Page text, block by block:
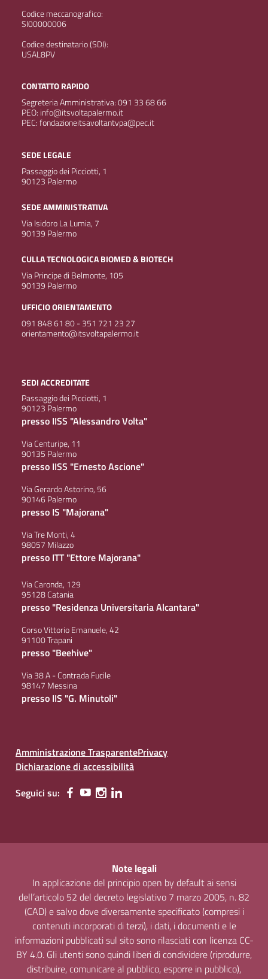
Codice meccanografico:
SI00000006
Codice destinatario (SDI):
USAL8PV
CONTATTO RAPIDO
Segreteria Amministrativa: 091 33 68 66
PEO: info@itsvoltapalermo.it
PEC: fondazioneitsavoltantvpa@pec.it
SEDE LEGALE
Passaggio dei Picciotti, 1
90123 Palermo
SEDE AMMINISTRATIVA
Via Isidoro La Lumia, 7
90139 Palermo
CULLA TECNOLOGICA BIOMED & BIOTECH
Via Principe di Belmonte, 105
90139 Palermo
UFFICIO ORIENTAMENTO
091 848 61 80 - 351 721 23 27
orientamento@itsvoltapalermo.it
SEDI ACCREDITATE
Passaggio dei Picciotti, 1
90123 Palermo
presso IISS "Alessandro Volta"
Via Centuripe, 11
90135 Palermo
presso IISS "Ernesto Ascione"
Via Gerardo Astorino, 56
90146 Palermo
presso IS "Majorana"
Via Tre Monti, 4
98057 Milazzo
presso ITT "Ettore Majorana"
Via Caronda, 129
95128 Catania
presso "Residenza Universitaria Alcantara"
Corso Vittorio Emanuele, 42
91100 Trapani
presso "Beehive"
Via 38 A - Contrada Fucile
98147 Messina
presso IIS "G. Minutoli"
Amministrazione TrasparentePrivacy
Dichiarazione di accessibilità
Seguici su:
Note legali
In applicazione del principio open by default ai sensi
dell’articolo 52 del decreto legislativo 7 marzo 2005, n. 82
(CAD) e salvo dove diversamente specificato (compresi i
contenuti incorporati di terzi), i dati, i documenti e le
informazioni pubblicati sul sito sono rilasciati con licenza CC-
BY 4.0. Gli utenti sono quindi liberi di condividere (riprodurre,
distribuire, comunicare al pubblico, esporre in pubblico),